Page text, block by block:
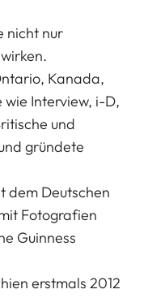
nicht nur
Kanada,
Interview, i-D,
und
gründete
dem Deutschen
Fotografien
Guinness
erstmals 2012